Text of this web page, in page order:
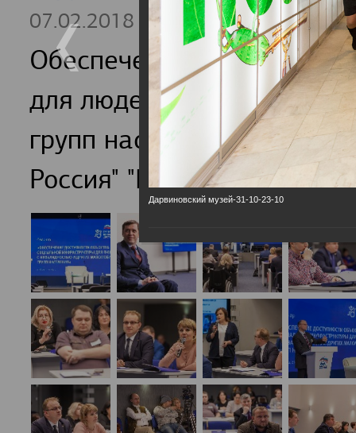
07.02.2018
Обеспечение
для людей с
групп населения
Россия" "Единая страна-
Дарвиновский музей-31-10-23-10